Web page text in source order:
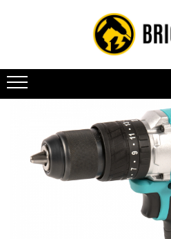
Toate Produsele
Vehicule electrice
Atv
Fără permis
Masini electrice
Motocross
Piese de schimb vehicule electrice